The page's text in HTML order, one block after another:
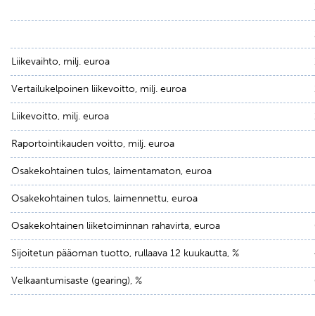
Liikevaihto, milj. euroa
Vertailukelpoinen liikevoitto, milj. euroa
Liikevoitto, milj. euroa
Raportointikauden voitto, milj. euroa
Osakekohtainen tulos, laimentamaton, euroa
Osakekohtainen tulos, laimennettu, euroa
Osakekohtainen liiketoiminnan rahavirta, euroa
Sijoitetun pääoman tuotto, rullaava 12 kuukautta, %
Velkaantumisaste (gearing), %